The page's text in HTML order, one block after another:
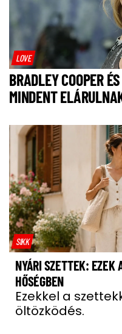
LOVE
BRADLEY COOPER
MINDENT
SIKK
NYÁRI SZETTEK: EZEK
HŐSÉGBEN
Ezekkel a
öltözködés.